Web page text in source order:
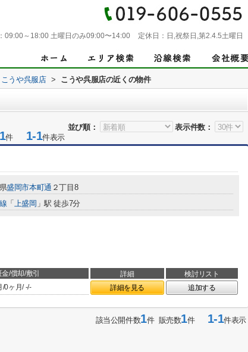
09:00～18:00 土曜日のみ09:00〜14:00 定休日： 日,祝祭日,第2.4.5土曜日
こうや呉服店 > こうや呉服店の近くの物件
並び順： 表示件数：
1件 1-1件表示
盛岡市本町通 ２丁目8
「 上盛岡 」駅 徒歩7分
/償却/敷引 詳細 検討リスト
/0ヶ月/-/- 詳細を見る 追加する
該当公開件数1件 販売数1件1-1件表示